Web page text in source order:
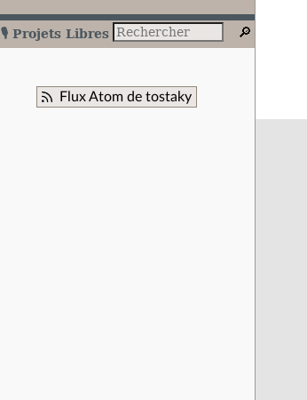
🎙️ Projets Libres
Flux Atom de tostaky